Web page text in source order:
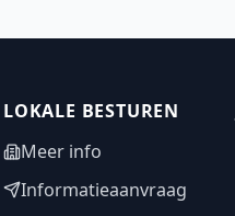
LOKALE BESTUREN
Meer info
Informatieaanvraag